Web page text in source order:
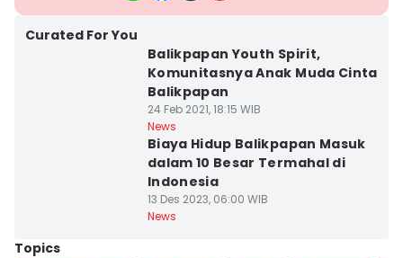
Curated For You
Balikpapan Youth Spirit,
Komunitasnya Anak Muda Cinta
Balikpapan
24 Feb 2021, 18:15 WIB
News
Biaya Hidup Balikpapan Masuk
dalam 10 Besar Termahal di
Indonesia
13 Des 2023, 06:00 WIB
News
Topics